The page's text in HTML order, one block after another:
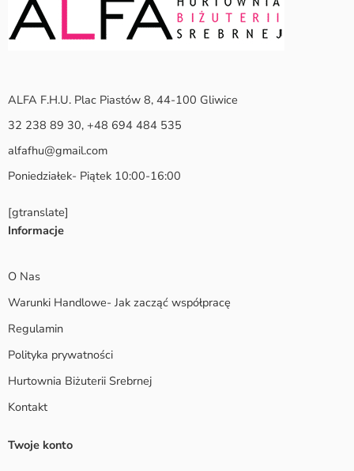
ALFA F.H.U. Plac Piastów 8, 44-100 Gliwice
32 238 89 30, +48 694 484 535
alfafhu@gmail.com
Poniedziałek- Piątek 10:00-16:00
[gtranslate]
Informacje
O Nas
Warunki Handlowe- Jak zacząć współpracę
Regulamin
Polityka prywatności
Hurtownia Biżuterii Srebrnej
Kontakt
Twoje konto